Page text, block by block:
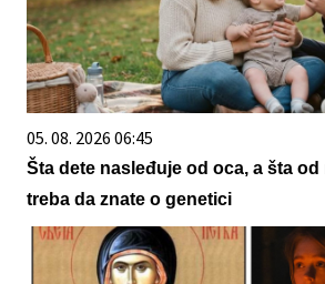
05. 08. 2026 06:45
Šta dete nasleđuje od oca, a šta
treba da znate o genetici